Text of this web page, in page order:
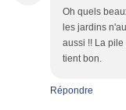
Oh quels
les jardins
aussi !! La
tient bon.
Répondre